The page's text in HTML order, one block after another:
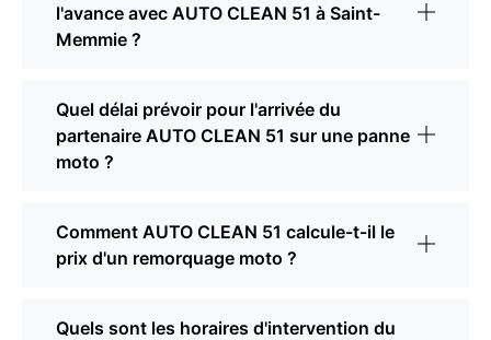
l'avance avec AUTO CLEAN 51 à Saint-
Memmie ?
Quel délai prévoir pour l'arrivée du
partenaire AUTO CLEAN 51 sur une panne
moto ?
Comment AUTO CLEAN 51 calcule-t-il le
prix d'un remorquage moto ?
Quels sont les horaires d'intervention du